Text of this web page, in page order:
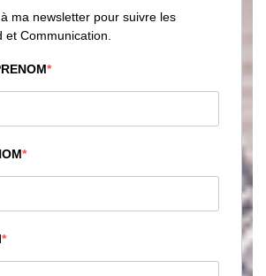
ma newsletter pour suivre les
Communication.